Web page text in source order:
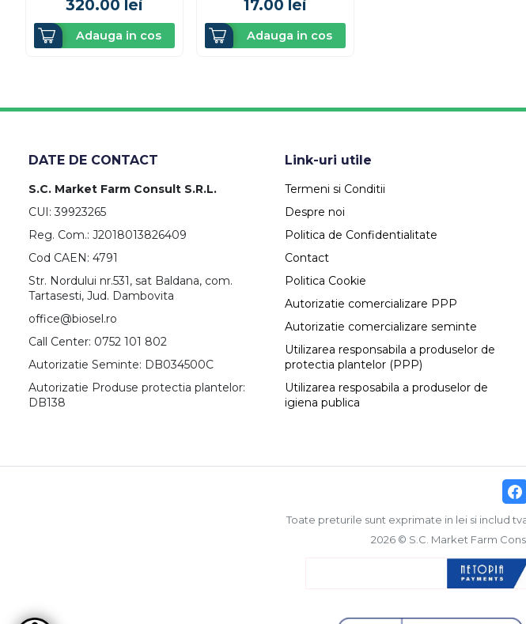
320.00 lei
Adauga in cos
17.00 lei
Adauga in cos
DATE DE CONTACT
S.C. Market Farm Consult S.R.L.
CUI: 39923265
Reg. Com.: J2018013826409
Cod CAEN: 4791
Str. Nordului nr.531, sat Baldana, com.
Tartasesti, Jud. Dambovita
office@biosel.ro
Call Center: 0752 101 802
Autorizatie Seminte: DB034500C
Autorizatie Produse protectia plantelor:
DB138
Link-uri utile
Termeni si Conditii
Despre noi
Politica de Confidentialitate
Contact
Politica Cookie
Autorizatie comercializare PPP
Autorizatie comercializare seminte
Utilizarea responsabila a produselor de
protectia plantelor (PPP)
Utilizarea resposabila a produselor de
igiena publica
Toate preturile sunt exprimate in lei si includ
2026 © S.C. Market Farm